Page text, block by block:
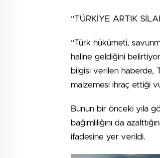
“TÜRKİYE ARTIK
“Türk hükümeti,
haline geldiğini
bilgisi verilen haberde,
malzemesi ihraç ettiği
Bunun bir önceki yıla
bağımlılığını da
ifadesine yer verildi.